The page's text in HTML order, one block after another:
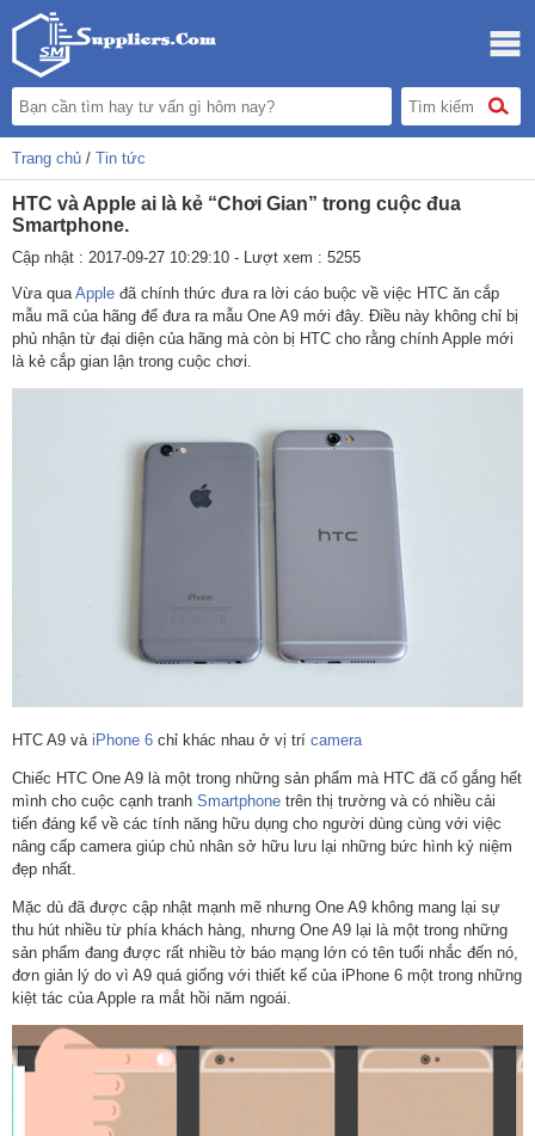
Trang chủ / Tin tức
HTC và Apple ai là kẻ “Chơi Gian” trong cuộc đua
Smartphone.
Cập nhật : 2017-09-27 10:29:10 - Lượt xem : 5255
Vừa quaApple đã chính thức đưa ra lời cáo buộc về việc HTC ăn cắp
mẫu mã của hãng để đưa ra mẫu One A9 mới đây. Điều này không chỉ bị
phủ nhận từ đại diện của hãng mà còn bị HTC cho rằng chính Apple mới
là kẻ cắp gian lận trong cuộc chơi.
HTC A9 và iPhone 6 chỉ khác nhau ở vị trí camera
Chiếc HTC One A9 là một trong những sản phẩm mà HTC đã cố gắng hết
mình cho cuộc cạnh tranh Smartphone trên thị trường và có nhiều cải
tiến đáng kể về các tính năng hữu dụng cho người dùng cùng với việc
nâng cấp camera giúp chủ nhân sở hữu lưu lại những bức hình kỷ niệm
đẹp nhất.
Mặc dù đã được cập nhật mạnh mẽ nhưng One A9 không mang lại sự
thu hút nhiều từ phía khách hàng, nhưng One A9 lại là một trong những
sản phẩm đang được rất nhiều tờ báo mạng lớn có tên tuổi nhắc đến nó,
đơn giản lý do vì A9 quá giống với thiết kế của iPhone 6 một trong những
kiệt tác của Apple ra mắt hồi năm ngoái.